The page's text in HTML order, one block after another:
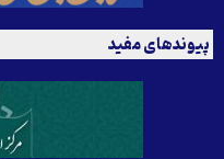
پیوندهای مفید